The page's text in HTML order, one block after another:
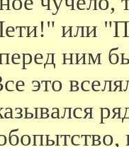
или
ним
это